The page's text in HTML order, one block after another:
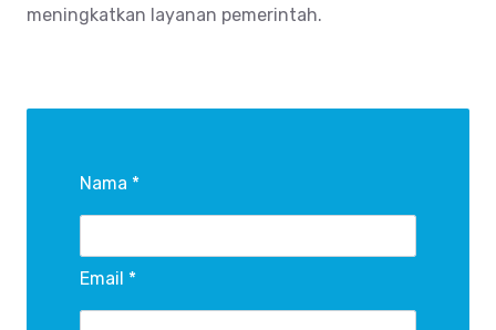
meningkatkan layanan pemerintah.
Nama *
Email *